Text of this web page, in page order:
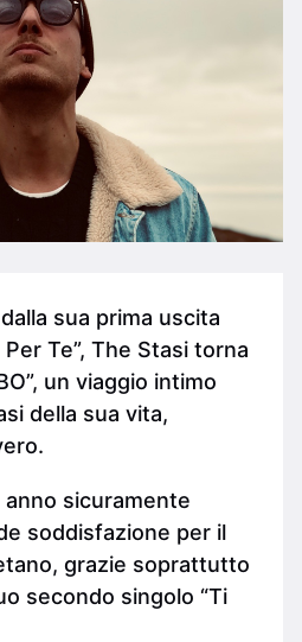
sua prima uscita
Te”, The Stasi torna
un viaggio intimo
della sua vita,
sicuramente
soddisfazione per il
grazie soprattutto
secondo singolo “Ti